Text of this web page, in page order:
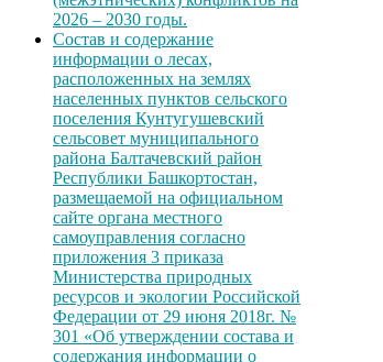
2026 – 2030 годы.
Состав и содержание
информации о лесах,
расположенных на землях
населенных пунктов сельского
поселения Кунтугушевский
сельсовет муниципального
района Балтачевский район
Республики Башкортостан,
размещаемой на официальном
сайте органа местного
самоуправления согласно
приложения 3 приказа
Министерства природных
ресурсов и экологии Российской
Федерации от 29 июня 2018г. №
301 «Об утверждении состава и
содержания информации о